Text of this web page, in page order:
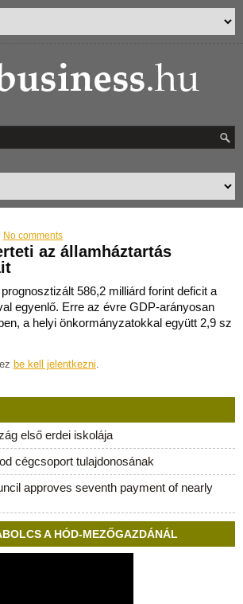
No comments
az államháztartás
586,2 milliárd forint deficit a
egyenlő. Erre az évre GDP-arányosan
a helyi önkormányzatokkal együtt 2,9 sz
be kell jelentkezni.
első erdei iskolája
cégcsoport tulajdonosának
approves seventh payment of nearly
A HÓD-MEZŐGAZDÁNÁL